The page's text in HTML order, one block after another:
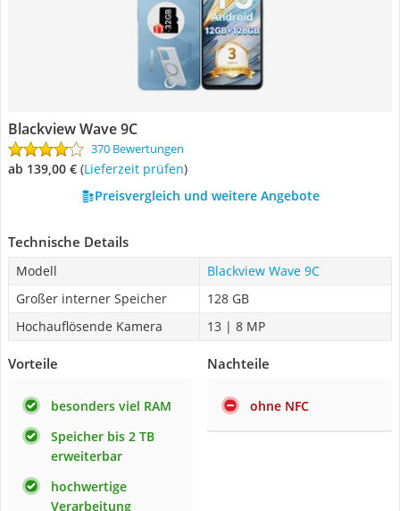
Blackview Wave 9C
370 Bewertungen
ab 139,00 € (Lieferzeit prüfen)
Preisvergleich und weitere Angebote
Technische Details
Modell
Blackview Wave 9C
Großer interner Speicher
128 GB
Hochauflösende Kamera
13 | 8 MP
Vorteile
besonders viel RAM
Speicher bis 2 TB
erweiterbar
hochwertige
Verarbeitung
Nachteile
ohne NFC